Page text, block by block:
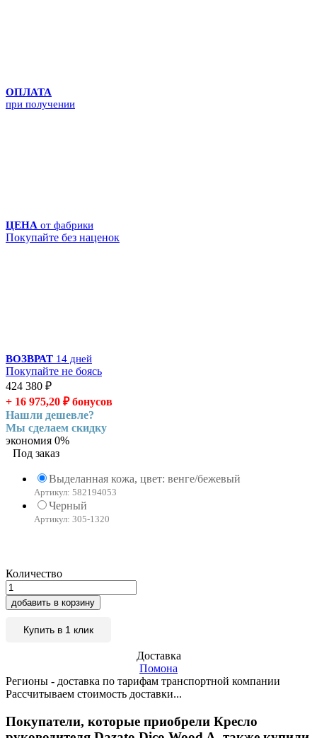
ОПЛАТА
при получении
ЦЕНА от фабрики
Покупайте без наценок
ВОЗВРАТ 14 дней
Покупайте не боясь
424 380 ₽
+ 16 975,20 ₽бонусов
Нашли дешевле?
Мы сделаем скидку
экономия 0%
Под заказ
Выделанная кожа, цвет: венге/бежевый
Артикул: 582194053
Черный
Артикул: 305-1320
Количество
добавить в корзину
Купить в 1 клик
Доставка
Помона
Регионы - доставка по тарифам транспортной компании
Рассчитываем стоимость доставки...
Покупатели, которые приобрели Кресло